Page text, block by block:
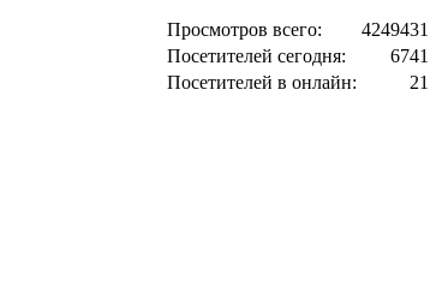
Просмотров всего:
4249431
Посетителей сегодня:
6741
Посетителей в онлайн:
21